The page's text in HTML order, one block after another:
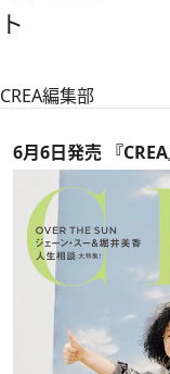
ト
CREA編集部
6月6日発売 『